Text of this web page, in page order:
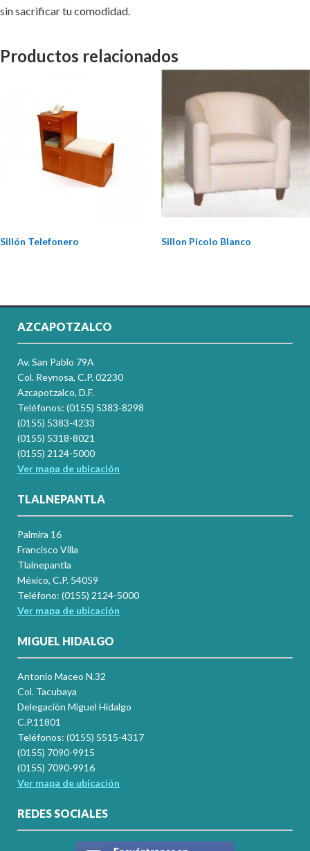
sin sacrificar tu comodidad.
Productos relacionados
Sillón Telefonero Sillon Picolo Blanco
AZCAPOTZALCO
Av. San Pablo 79A
Col. Reynosa, C.P. 02230
Azcapotzalco, D.F.
Teléfonos: (0155) 5383-8298
(0155) 5383-4233
(0155) 5318-8021
(0155) 2124-5000
Ver mapa de ubicación
TLALNEPANTLA
Palmira 16
Francisco Villa
Tlalnepantla
México, C.P. 54059
Teléfono: (0155) 2124-5000
Ver mapa de ubicación
MIGUEL HIDALGO
Antonio Maceo N.32
Col. Tacubaya
Delegación Miguel Hidalgo
C.P.11801
Teléfonos: (0155) 5515-4317
(0155) 7090-9915
(0155) 7090-9916
Ver mapa de ubicación
REDES SOCIALES